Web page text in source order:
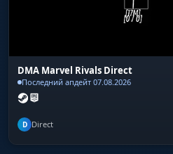
DMA Marvel Rivals Direct
Последний апдейт 07.08.2026
D Direct